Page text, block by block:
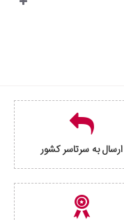
ارسال به سرتاسر کشور